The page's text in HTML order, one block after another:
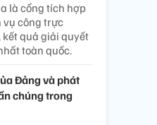
là cổng tích hợp
vụ công trực
quả giải quyết
toàn quốc.
Đảng và phát
chúng trong